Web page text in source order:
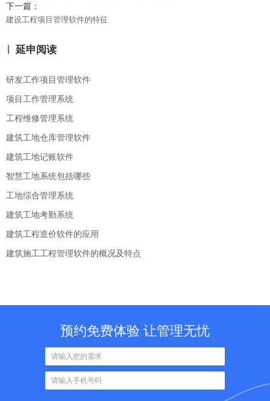
下一篇：
建设工程项目管理软件的特征
延申阅读
研发工作项目管理软件
项目工作管理系统
工程维修管理系统
建筑工地仓库管理软件
建筑工地记账软件
智慧工地系统包括哪些
工地综合管理系统
建筑工地考勤系统
建筑工程造价软件的应用
建筑施工工程管理软件的概况及特点
预约免费体验 让管理无忧